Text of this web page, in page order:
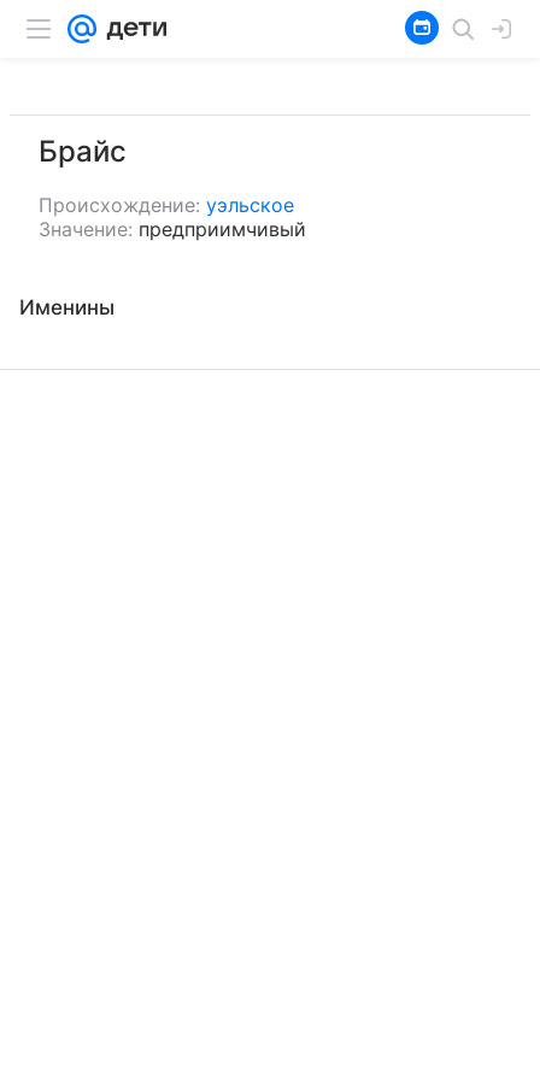
Брайс
Происхождение: уэльское
Значение: предприимчивый
Именины